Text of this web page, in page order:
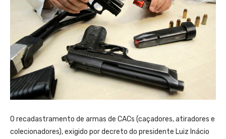
O recadastramento de armas de CACs (caçadores, atiradores e
colecionadores), exigido por decreto do presidente Luiz Inácio